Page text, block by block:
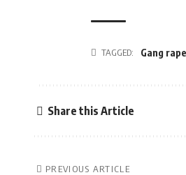
TAGGED: Gang
Share this Article
PREVIOUS ARTICLE